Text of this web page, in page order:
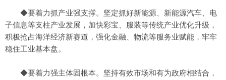
◆要着力抓产业强支撑。坚定抓好新能源、新能源汽车、电
子信息等支柱产业发展，加快彩宝、服装等传统产业优化升级，
积极抢占海洋经济新赛道，强化金融、物流等服务业赋能，牢牢
稳住工业基本盘。
◆要着力强主体固根本。坚持有效市场和有为政府相结合，